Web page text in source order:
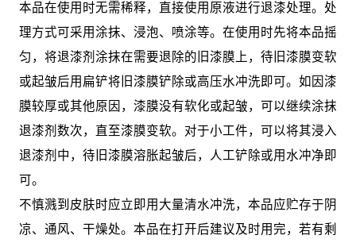
本品在使用时无需稀释，直接使用原液进行退漆处理。处
理方式可采用涂抹、浸泡、喷涂等。在使用时先将本品摇
匀，将退漆剂涂抹在需要退除的旧漆膜上，待旧漆膜变软
或起皱后用扁铲将旧漆膜铲除或高压水冲洗即可。如因漆
膜较厚或其他原因，漆膜没有软化或起皱，可以继续涂抹
退漆剂数次，直至漆膜变软。对于小工件，可以将其浸入
退漆剂中，待旧漆膜溶胀起皱后，人工铲除或用水冲净即
可。
不慎溅到皮肤时应立即用大量清水冲洗，本品应贮存于阴
凉、通风、干燥处。本品在打开后建议及时用完，若有剩